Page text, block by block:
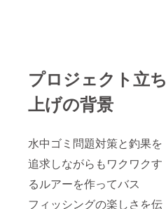
プロジェクト立ち
上げの背景
水中ゴミ問題対策と釣果を
追求しながらもワクワクす
るルアーを作ってバス
フィッシングの楽しさを伝